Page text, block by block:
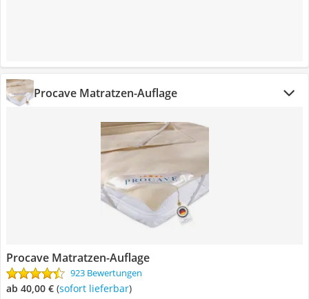
Procave Matratzen-Auflage
Procave Matratzen-Auflage
923 Bewertungen
ab 40,00 € ( Sofort lieferbar)